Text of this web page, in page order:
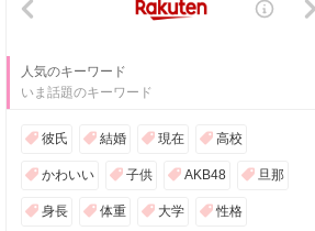
人気のキーワード
いま話題のキーワード
彼氏 結婚 現在 高校
かわいい 子供 AKB48 旦那
身長 体重 大学 性格